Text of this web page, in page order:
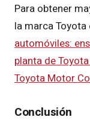
Para obtener
la marca
automóviles:
planta de
Toyota Motor
Conclusión